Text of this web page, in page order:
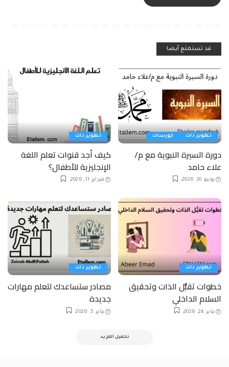
قد تستمتع أيضا
تطوير ذات كورسات
دورة السيرة النبوية مع م/
علاء حامد
يونيو 10, 2026
تطوير ذات
كيف أجد قنوات تعلم اللغة
الإنجليزية للأطفال؟
فبراير 11, 2026
تطوير ذات
خطوات تقبُّل الذات وتحقيق
السلام الداخلي
يناير 24, 2026
تطوير ذات
مصادر ستساعدك لتعلم مهارات
جديدة
يناير 5, 2026
تحميل المزيد